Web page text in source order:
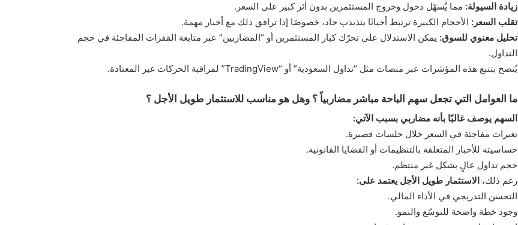
زيادة السيولة: مما يُسهّل دخول وخروج المستثمرين بدون أثر كبير على السعر.
تقلب السعر: الأحجام الكبيرة ترتبط أحيانًا بتذبذب حاد، خصوصًا إذا ترافق ذلك مع أخبار مهمة.
تحليل معنوي للسوق: يمكن الاستدلال على تحرّك كبار المستثمرين أو “المضاربين” عبر متابعة القفزات المفاجئة في حجم
التداول.
يُنصح بتتبع هذه المؤشرات عبر منصات مثل “تداول السعودية” أو “TradingView” لمراقبة الحركات غير المعتادة.
ما العوامل التي تجعل سهم الباحة مباشر مضاربياً ؟ وهل هو مناسب للاستثمار طويل الأجل ؟
السهم يوصف غالبًا بأنه مضاربي بسبب الآتي:
تغيرات مفاجئة في السعر خلال جلسات قصيرة.
حساسيته للأخبار المتعلقة بالتنظيمات أو القضايا القانونية.
حجم تداول عالٍ بشكل غير منتظم.
رغم ذلك، الاستثمار طويل الأجل يعتمد على:
التحسن التدريجي في الأداء المالي.
وجود خطة واضحة للتوسّع والنمو.